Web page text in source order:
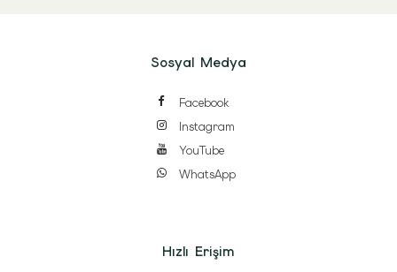
Sosyal Medya
Facebook
Instagram
YouTube
WhatsApp
Hızlı Erişim